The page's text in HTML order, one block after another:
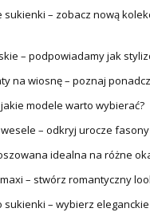
– zobacz nową
– podpowiadamy jak
na wiosnę – poznaj
jakie modele warto wybierać?
– odkryj urocze
idealna na różne
– stwórz romantyczny
sukienki – wybierz